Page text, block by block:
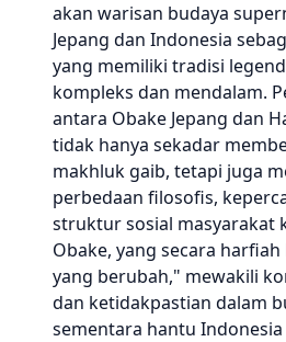
akan warisan budaya
Jepang dan Indonesia
yang memiliki tradisi
kompleks dan mendalam.
antara Obake Jepang dan
tidak hanya sekadar
makhluk gaib, tetapi juga
perbedaan filosofis,
struktur sosial masyarakat
Obake, yang secara
yang berubah," mewakili
dan ketidakpastian dalam
sementara hantu